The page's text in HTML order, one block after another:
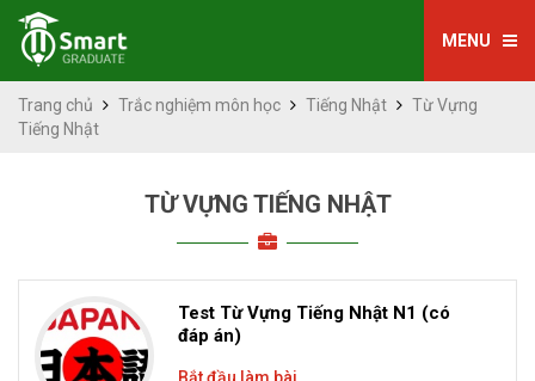
MENU
Trang chủ Trắc nghiệm môn học Tiếng Nhật
Từ Vựng
Tiếng Nhật
TỪ VỰNG TIẾNG NHẬT
Test Từ Vựng Tiếng Nhật N1 (có
đáp án)